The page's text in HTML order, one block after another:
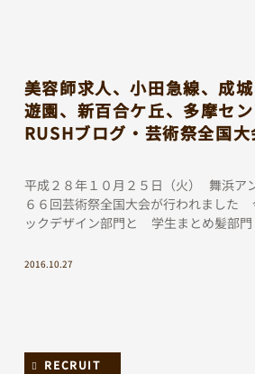
美容師求人、小田急線、成
遊園、新百合ケ丘、多摩セ
RUSHブログ・芸術祭全国大
平成２８年１０月２５日（火） 舞浜ア
６６回芸術祭全国大会が行われました
ックデザイン部門と 学生まとめ髪部
2016.10.27
RECRUIT